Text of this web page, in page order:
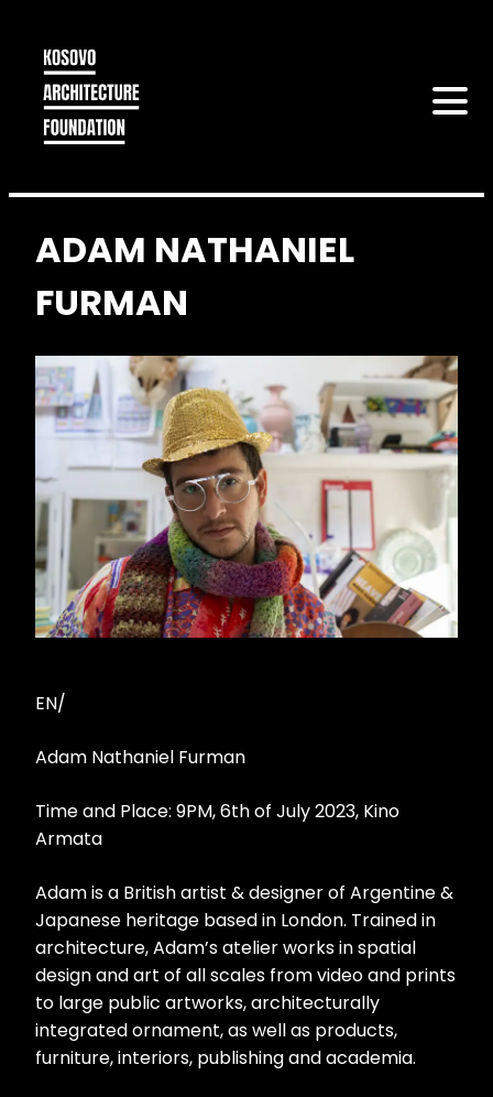
ADAM NATHANIEL
FURMAN
EN/
Adam Nathaniel Furman
Time and Place: 9PM, 6th of July 2023, Kino
Armata
Adam is a British artist & designer of Argentine &
Japanese heritage based in London. Trained in
architecture, Adam’s atelier works in spatial
design and art of all scales from video and prints
to large public artworks, architecturally
integrated ornament, as well as products,
furniture, interiors, publishing and academia.